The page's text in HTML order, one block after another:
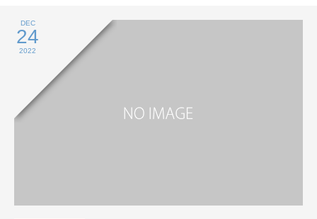
DEC
24
2022